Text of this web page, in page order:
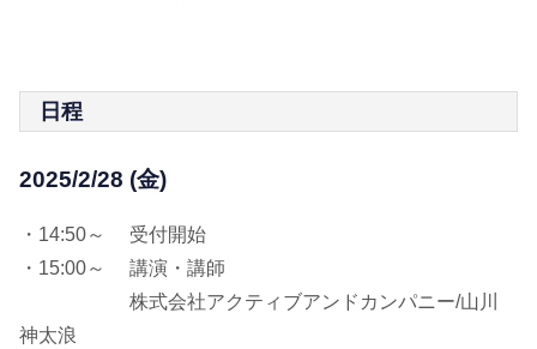
日程
2025/2/28 (金)
・14:50～ 受付開始
・15:00～ 講演・講師
株式会社アクティブアンドカンパニー/山川
神太浪